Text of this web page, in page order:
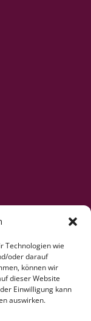
Technologien wie
oder darauf
können wir
dieser Website
Einwilligung kann
auswirken.